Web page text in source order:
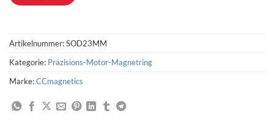
Artikelnummer:SOD23MM
Kategorie: Präzisions-Motor-Magnetring
Marke:CCmagnetics